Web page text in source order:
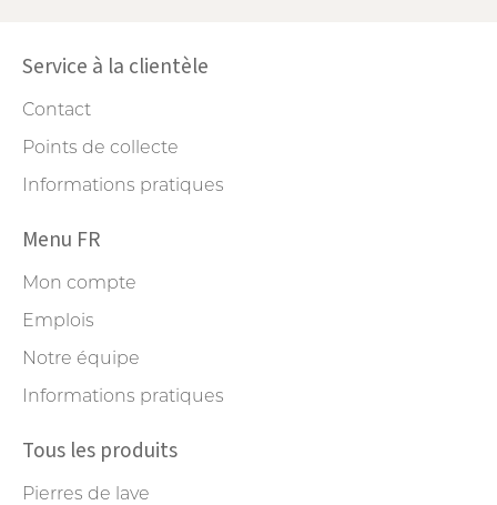
Service à la clientèle
Contact
Points de collecte
Informations pratiques
Menu FR
Mon compte
Emplois
Notre équipe
Informations pratiques
Tous les produits
Pierres de lave